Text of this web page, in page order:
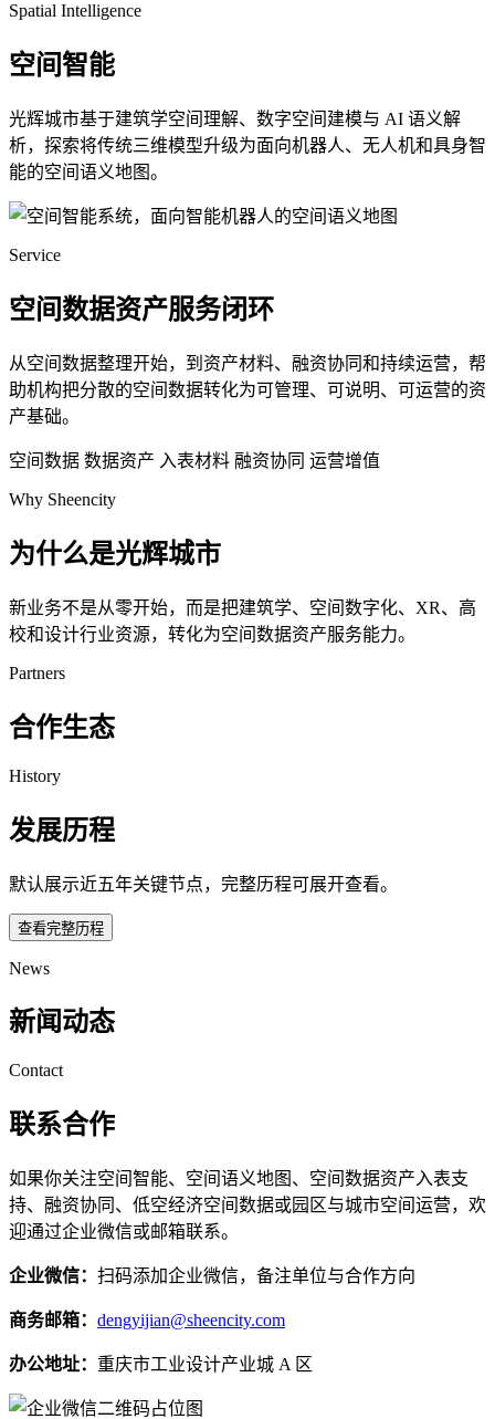
Spatial Intelligence
空间智能
光辉城市基于建筑学空间理解、数字空间建模与 AI 语义解
析，探索将传统三维模型升级为面向机器人、无人机和具身智
能的空间语义地图。
Service
空间数据资产服务闭环
从空间数据整理开始，到资产材料、融资协同和持续运营，帮
助机构把分散的空间数据转化为可管理、可说明、可运营的资
产基础。
空间数据 数据资产 入表材料 融资协同 运营增值
Why Sheencity
为什么是光辉城市
新业务不是从零开始，而是把建筑学、空间数字化、XR、高
校和设计行业资源，转化为空间数据资产服务能力。
Partners
合作生态
History
发展历程
默认展示近五年关键节点，完整历程可展开查看。
查看完整历程
News
新闻动态
Contact
联系合作
如果你关注空间智能、空间语义地图、空间数据资产入表支
持、融资协同、低空经济空间数据或园区与城市空间运营，欢
迎通过企业微信或邮箱联系。
企业微信： 扫码添加企业微信，备注单位与合作方向
商务邮箱： dengyijian@sheencity.com
办公地址： 重庆市工业设计产业城 A 区